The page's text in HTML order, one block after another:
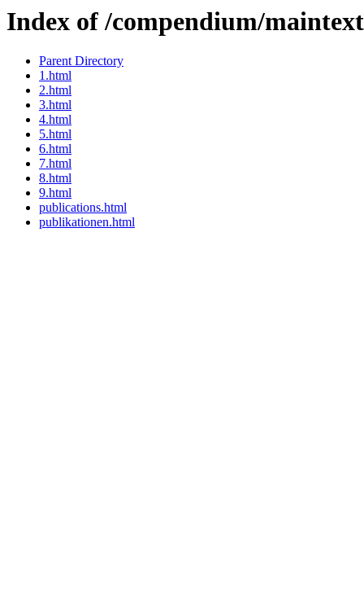
Index of /compendium/
Parent Directory
1.html
2.html
3.html
4.html
5.html
6.html
7.html
8.html
9.html
publications.html
publikationen.html